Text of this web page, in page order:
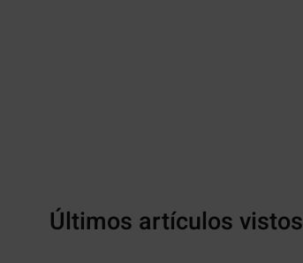
Últimos artículos vistos